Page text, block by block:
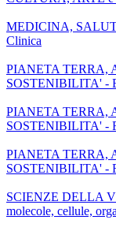
MEDICINA,
Clinica
PIANETA TERRA,
SOSTENIBILITA' -
PIANETA TERRA,
SOSTENIBILITA' -
PIANETA TERRA,
SOSTENIBILITA' -
SCIENZE DELLA
molecole, cellule,